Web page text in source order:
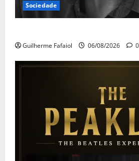
Sociedade
Guilherme Fafaiol 06/08/2026 0